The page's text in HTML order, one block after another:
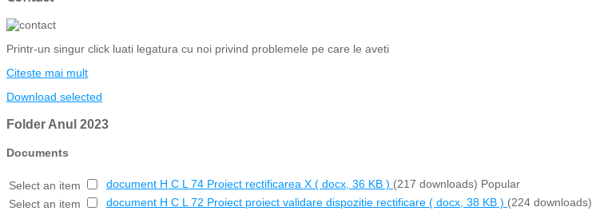
Printr-un singur click luati legatura cu noi privind problemele pe care le aveti
Citeste mai mult
Download selected
Folder Anul 2023
Documents
Select an item document H C L 74 Proiect rectificarea X ( docx, 36 KB ) (217 downloads) Popular
Select an item
document H C L 72 Proiect proiect validare dispozitie rectificare ( docx, 38 KB ) (224 downloads)